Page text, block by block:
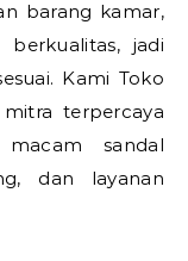
barang kamar,
jadi
Kami Toko
terpercaya
sandal
dan layanan